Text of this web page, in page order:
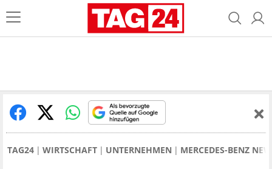
TAG24 WIRTSCHAFT UNTERNEHMEN MERCEDES-BENZ